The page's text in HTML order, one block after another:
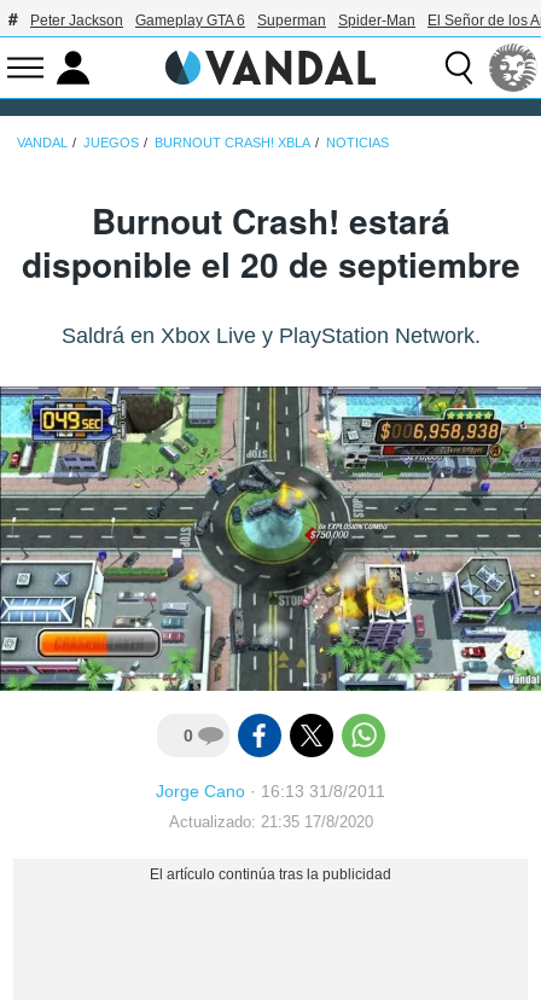
Peter Jackson Gameplay GTA 6 Superman Spider-Man El Señor de los
VANDAL JUEGOS BURNOUT CRASH! XBLA NOTICIAS
Burnout Crash! estará
disponible el 20 de septiembre
Saldrá en Xbox Live y PlayStation Network.
0
Jorge Cano · 16:13 31/8/2011
Actualizado: 21:35 17/8/2020